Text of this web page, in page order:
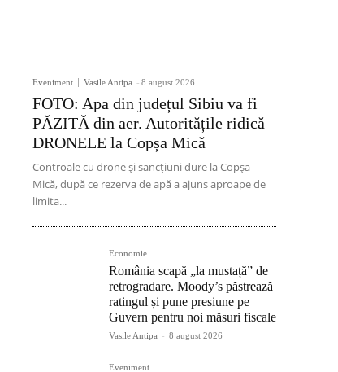
Eveniment Vasile Antipa - 8 august 2026
FOTO: Apa din județul Sibiu va fi
PĂZITĂ din aer. Autoritățile ridică
DRONELE la Copșa Mică
Controale cu drone și sancțiuni dure la Copșa
Mică, după ce rezerva de apă a ajuns aproape de
limita...
Economie
România scapă „la mustață” de
retrogradare. Moody’s păstrează
ratingul și pune presiune pe
Guvern pentru noi măsuri fiscale
Vasile Antipa - 8 august 2026
Eveniment